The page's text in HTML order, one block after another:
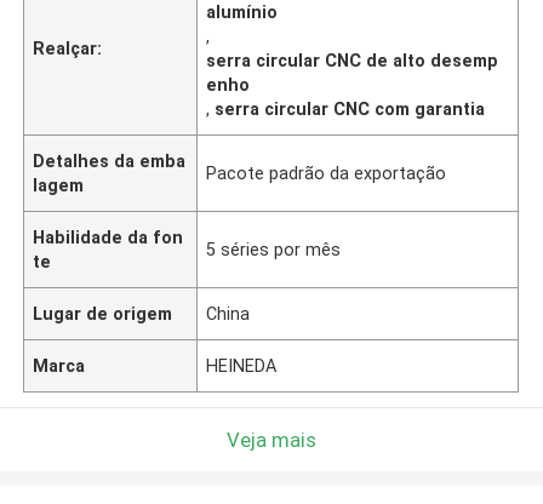
Realçar:
alumínio
,
serra circular CNC de alto desemp
enho
, serra circular CNC com garantia
Detalhes da emba
lagem
Pacote padrão da exportação
Habilidade da fon
te
5 séries por mês
Lugar de origem China
Marca HEINEDA
Veja mais